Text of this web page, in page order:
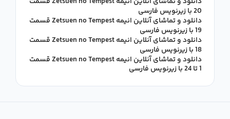
20 با زیرنویس فارسی
دانلود و تماشای آنلاین انیمه Zetsuen no Tempest قسمت
19 با زیرنویس فارسی
دانلود و تماشای آنلاین انیمه Zetsuen no Tempest قسمت
18 با زیرنویس فارسی
دانلود و تماشای آنلاین انیمه Zetsuen no Tempest قسمت
1 تا 24 با زیرنویس فارسی